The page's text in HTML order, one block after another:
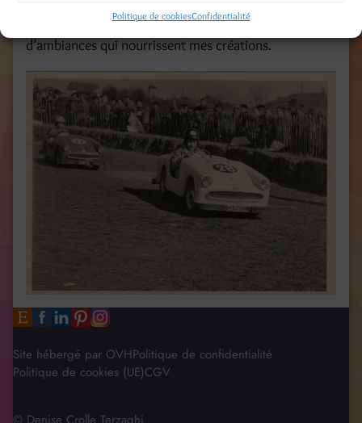
Politique de cookiesConfidentialité
ces escapades, je m’imprègne d’images et
d’ambiances qui nourrissent mes créations.
Site hébergé par OVHPolitique de confidentialité
Politique de cookies (UE)CGV